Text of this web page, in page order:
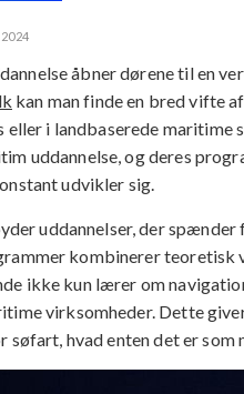
2024
åbner dørene til en
kan man finde en bred vifte
eller i landbaserede
uddannelse, og deres
udvikler sig.
uddannelser, der
kombinerer teoretisk
ikke kun lærer om
virksomheder. Dette
søfart, hvad enten det er